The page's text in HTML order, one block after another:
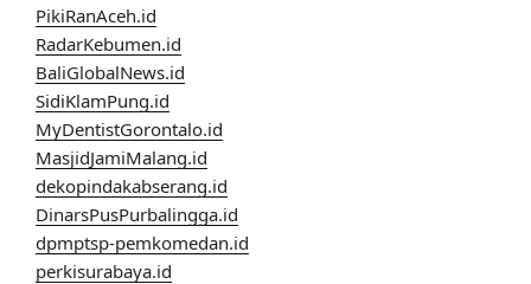
PikiRanAceh.id
RadarKebumen.id
BaliGlobalNews.id
SidiKlamPung.id
MyDentistGorontalo.id
MasjidJamiMalang.id
dekopindakabserang.id
DinarsPusPurbalingga.id
dpmptsp-pemkomedan.id
perkisurabaya.id